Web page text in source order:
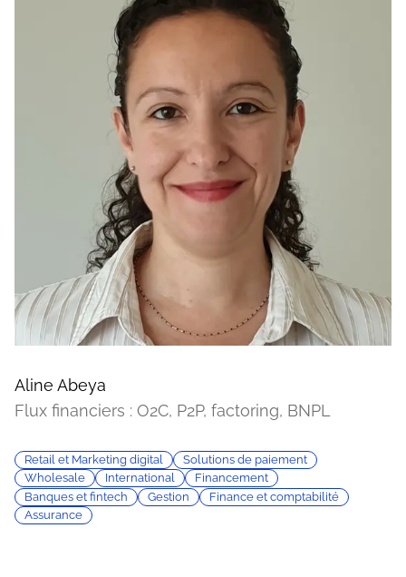
Aline Abeya
Flux financiers : O2C, P2P, factoring, BNPL
Retail et Marketing digital
Solutions de paiement
Wholesale
International
Financement
Banques et fintech
Gestion
Finance et comptabilité
Assurance